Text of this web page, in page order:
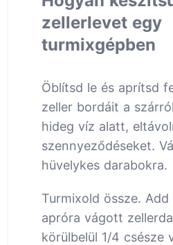
zellerlevet egy
turmixgépben
Öblítsd le és aprítsd
zeller bordáit a
hideg víz alatt,
szennyeződéseket.
hüvelykes darabokra.
Turmixold össze.
apróra vágott
körülbelül 1/4 csésze